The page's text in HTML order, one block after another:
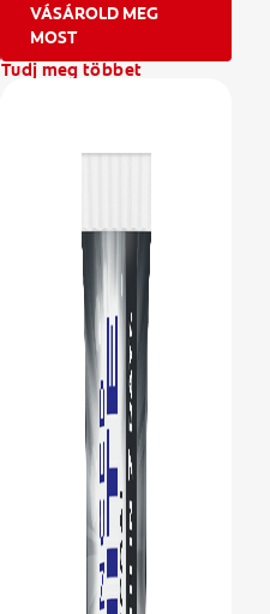
VÁSÁROLD MEG
MOST
Tudj meg többet